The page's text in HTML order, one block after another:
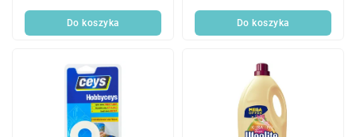
Do koszyka Do koszyka